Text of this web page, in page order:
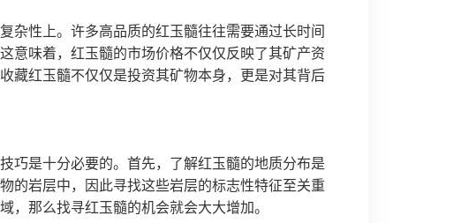
杂性上。许多高品质的红玉髓往往需要通过长时间
意味着，红玉髓的市场价格不仅仅反映了其矿产资
藏红玉髓不仅仅是投资其矿物本身，更是对其背后
巧是十分必要的。首先，了解红玉髓的地质分布是
的岩层中，因此寻找这些岩层的标志性特征至关重
，那么找寻红玉髓的机会就会大大增加。